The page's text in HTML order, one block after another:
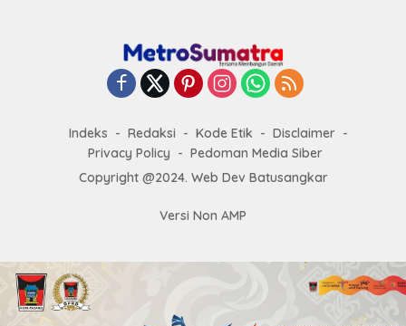
Indeks Redaksi Kode Etik
Disclaimer
Privacy Policy
Pedoman Media Siber
Copyright @2024. Web Dev Batusangkar
Versi Non AMP